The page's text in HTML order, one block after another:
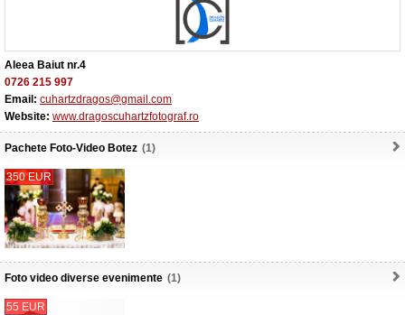
Aleea Baiut nr.4
0726 215 997
Email: cuhartzdragos@gmail.com
Website: www.dragoscuhartzfotograf.ro
Pachete Foto-Video Botez (1)
350 EUR
Foto video diverse evenimente (1)
55 EUR